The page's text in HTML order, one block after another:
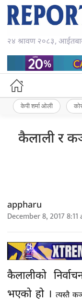
२४ श्रावण २०८३,
केपी शर्मा ओली
कैलाली र
appharu
December 8, 2017 8:11
कैलालीको
भएको हो ।त्यस्तै